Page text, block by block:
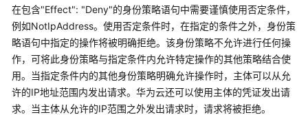
在包含"Effect": "Deny"的身份策略语句中需要谨慎使用否定条件，
例如NotIpAddress。使用否定条件时，在指定的条件之外，身份策
略语句中指定的操作将被明确拒绝。该身份策略不允许进行任何操
作，可将此身份策略与指定条件内允许特定操作的其他策略结合使
用。当指定条件内的其他身份策略明确允许操作时，主体可以从允
许的IP地址范围内发出请求。华为云还可以使用主体的凭证发出请
求。当主体从允许的IP范围之外发出请求时，请求将被拒绝。